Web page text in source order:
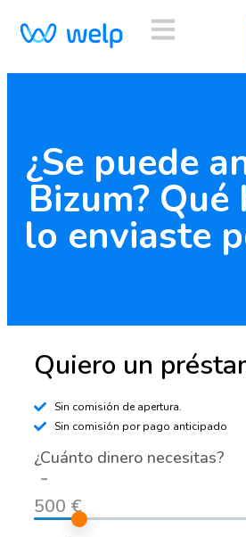
¿Se puede
Bizum? Qué
lo enviaste
Quiero un
Sin comisión de apertura.
Sin comisión por pago anticipado
¿Cuánto dinero necesitas?
500 €
-